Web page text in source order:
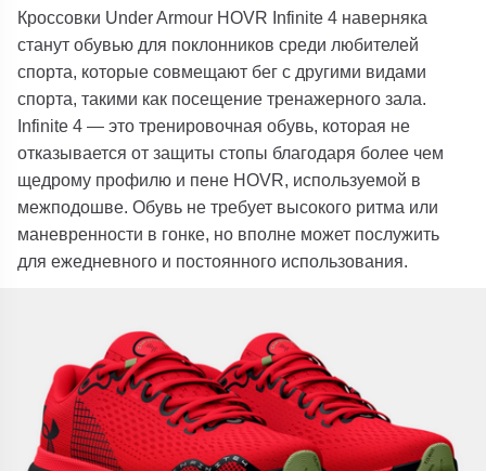
Кроссовки Under Armour HOVR Infinite 4 наверняка
станут обувью для поклонников среди любителей
спорта, которые совмещают бег с другими видами
спорта, такими как посещение тренажерного зала.
Infinite 4 — это тренировочная обувь, которая не
отказывается от защиты стопы благодаря более чем
щедрому профилю и пене HOVR, используемой в
межподошве. Обувь не требует высокого ритма или
маневренности в гонке, но вполне может послужить
для ежедневного и постоянного использования.